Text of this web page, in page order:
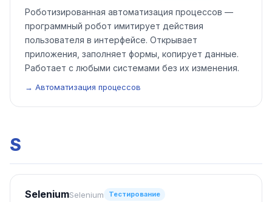
Роботизированная автоматизация процессов —
программный робот имитирует действия
пользователя в интерфейсе. Открывает
приложения, заполняет формы, копирует данные.
Работает с любыми системами без их изменения.
→ Автоматизация процессов
S
SeleniumSelenium Тестирование